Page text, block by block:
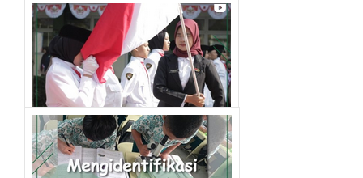
English Camp 2024
kegiatan smp
Pengukuhan Paskibra HUT RI ke-79
kegiatan smp